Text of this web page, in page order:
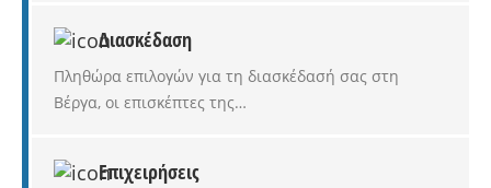
Διασκέδαση
Πληθώρα επιλογών για τη διασκέδασή σας στη
Βέργα, οι επισκέπτες της…
Επιχειρήσεις